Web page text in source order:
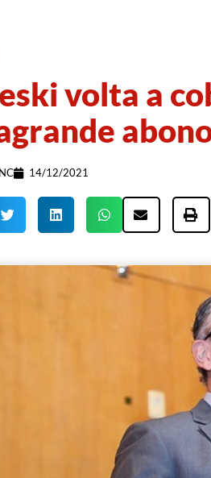
volta a
14/12/2021